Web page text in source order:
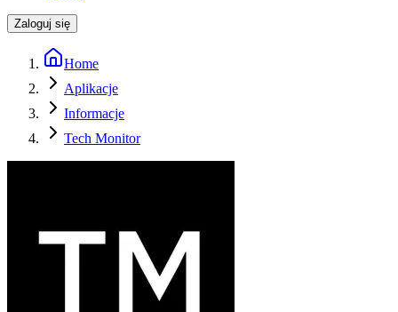
Zaloguj się
Home
Aplikacje
Informacje
Tech Monitor